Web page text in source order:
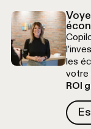
les
votre
ROI